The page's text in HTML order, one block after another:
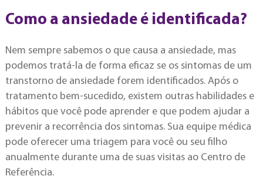
Como a ansiedade é identificada?
Nem sempre sabemos o que causa a ansiedade, mas
podemos tratá-la de forma eficaz se os sintomas de um
transtorno de ansiedade forem identificados. Após o
tratamento bem-sucedido, existem outras habilidades e
hábitos que você pode aprender e que podem ajudar a
prevenir a recorrência dos sintomas. Sua equipe médica
pode oferecer uma triagem para você ou seu filho
anualmente durante uma de suas visitas ao Centro de
Referência.